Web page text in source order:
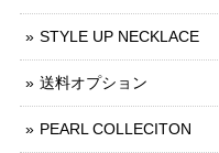
STYLE UP NECKLACE
送料オプション
PEARL COLLECITON